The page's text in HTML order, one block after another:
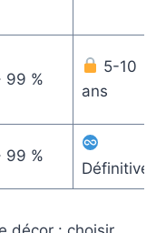
99 %
5-10
ans
99 %
Définitive